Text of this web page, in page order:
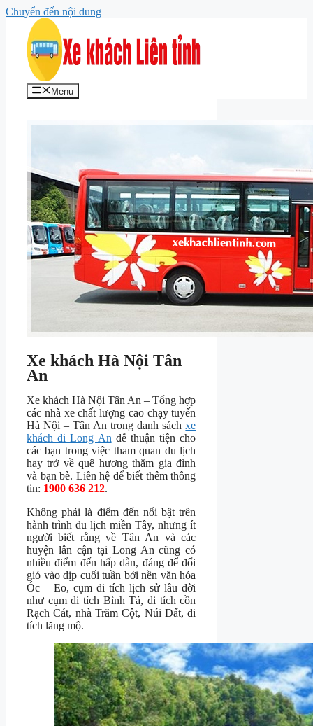
Chuyển đến nội dung
Menu
Xe khách Hà Nội Tân
An
Xe khách Hà Nội Tân An – Tổng hợp
các nhà xe chất lượng cao chạy tuyến
Hà Nội – Tân An trong danh sáchxe
khách đi Long An để thuận tiện cho
các bạn trong việc tham quan du lịch
hay trở về quê hương thăm gia đình
và bạn bè. Liên hệ để biết thêm thông
tin: 1900 636 212.
Không phải là điểm đến nổi bật trên
hành trình du lịch miền Tây, nhưng ít
người biết rằng về Tân An và các
huyện lân cận tại Long An cũng có
nhiều điểm đến hấp dẫn, đáng để đổi
gió vào dịp cuối tuần bởi nền văn hóa
Óc – Eo, cụm di tích lịch sử lâu đời
như cụm di tích Bình Tả, di tích cồn
Rạch Cát, nhà Trăm Cột, Núi Đất, di
tích lăng mộ.